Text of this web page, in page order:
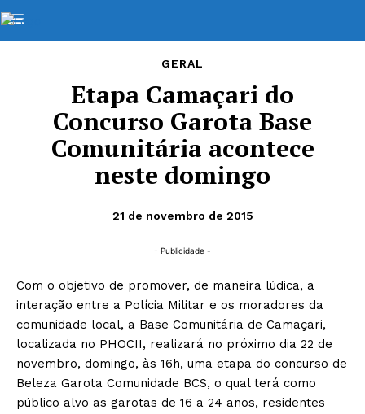
GERAL
Etapa Camaçari do
Concurso Garota Base
Comunitária acontece
neste domingo
21 de novembro de 2015
- Publicidade -
Com o objetivo de promover, de maneira lúdica, a
interação entre a Polícia Militar e os moradores da
comunidade local, a Base Comunitária de Camaçari,
localizada no PHOCII, realizará no próximo dia 22 de
novembro, domingo, às 16h, uma etapa do concurso de
Beleza Garota Comunidade BCS, o qual terá como
público alvo as garotas de 16 a 24 anos, residentes